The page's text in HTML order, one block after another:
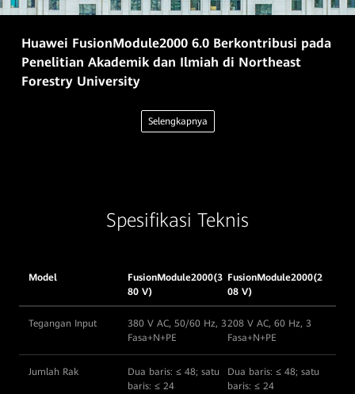
Huawei FusionModule2000 6.0 Berkontribusi pada
Penelitian Akademik dan Ilmiah di Northeast
Forestry University
Selengkapnya
Spesifikasi Teknis
Model
FusionModule2000(3
80 V)
FusionModule2000(2
08 V)
Tegangan Input
380 V AC, 50/60 Hz, 3
Fasa+N+PE
208 V AC, 60 Hz, 3
Fasa+N+PE
Jumlah Rak
Dua baris: ≤ 48; satu
baris: ≤ 24
Dua baris: ≤ 48; satu
baris: ≤ 24